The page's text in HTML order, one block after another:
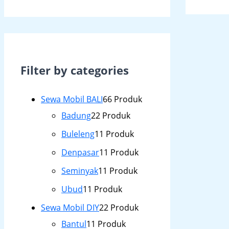
Filter by categories
Sewa Mobil BALI66 Produk
Badung22 Produk
Buleleng11 Produk
Denpasar11 Produk
Seminyak11 Produk
Ubud11 Produk
Sewa Mobil DIY22 Produk
Bantul11 Produk